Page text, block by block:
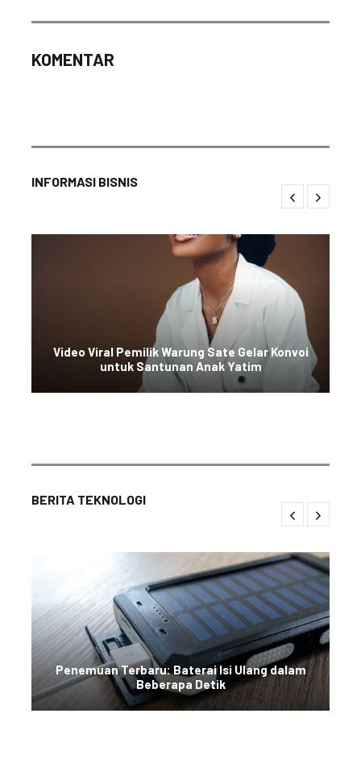
KOMENTAR
INFORMASI BISNIS
Video Viral Pemilik Warung Sate Gelar Konvoi
untuk Santunan Anak Yatim
BERITA TEKNOLOGI
Penemuan Terbaru: Baterai Isi Ulang dalam
Beberapa Detik